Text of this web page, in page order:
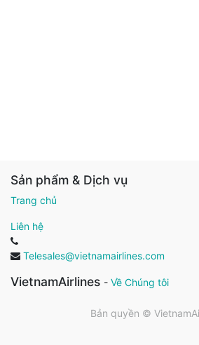
Sản phẩm & Dịch vụ
Trang chủ
Liên hệ
Telesales@vietnamairlines.com
VietnamAirlines - Về Chúng tôi
Bản quyền ©